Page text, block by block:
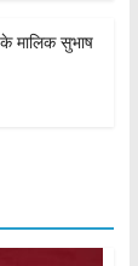
मालिक सुभाष